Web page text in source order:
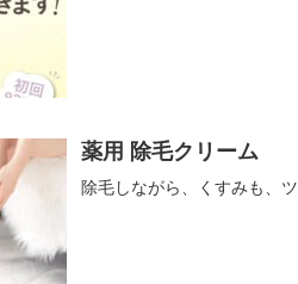
薬用 除毛クリーム
除毛しながら、くすみも、